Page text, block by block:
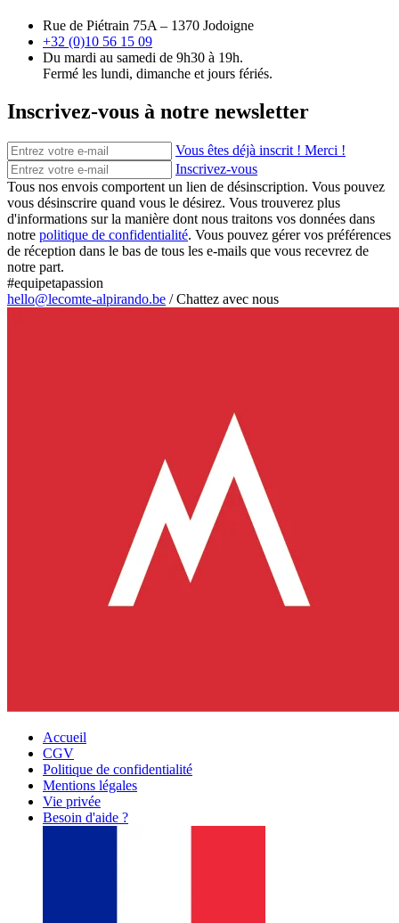
Rue de Piétrain 75A – 1370 Jodoigne
+32 (0)10 56 15 09
Du mardi au samedi de 9h30 à 19h.
Fermé les lundi, dimanche et jours fériés.
Inscrivez-vous à notre newsletter
Vous êtes déjà inscrit ! Merci !
Inscrivez-vous
Tous nos envois comportent un lien de désinscription. Vous pouvez
vous désinscrire quand vous le désirez. Vous trouverez plus
d'informations sur la manière dont nous traitons vos données dans
notre politique de confidentialité. Vous pouvez gérer vos préférences
de réception dans le bas de tous les e-mails que vous recevrez de
notre part.
#equipetapassion
hello@lecomte-alpirando.be /Chattez avec nous
Accueil
CGV
Politique de confidentialité
Mentions légales
Vie privée
Besoin d'aide ?